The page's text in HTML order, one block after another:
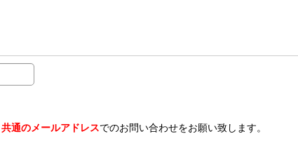
共通のメールアドレスでのお問い合わせをお願い致します。